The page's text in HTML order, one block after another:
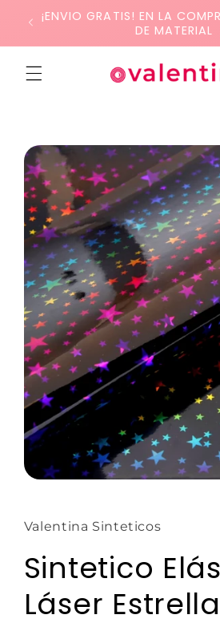
directamente
¡ENVIO GRATIS! EN LA
DE MATERIAL
directamente
a la
información
del producto
Valentina Sinteticos
Sintetico
Láser